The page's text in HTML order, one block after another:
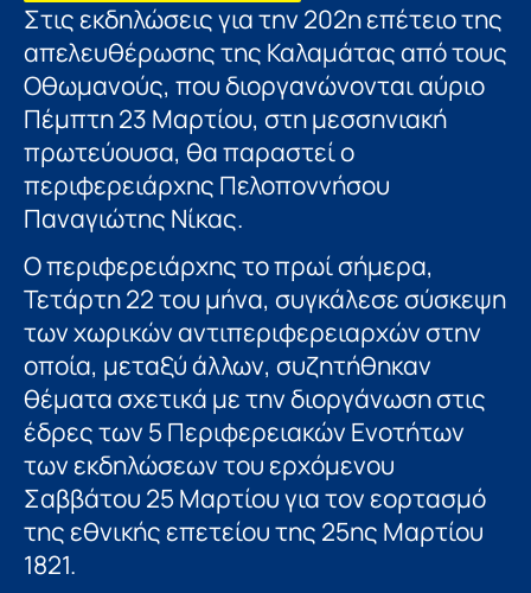
Στις εκδηλώσεις για την 202η επέτειο της
απελευθέρωσης της Καλαμάτας από τους
Οθωμανούς, που διοργανώνονται αύριο
Πέμπτη 23 Μαρτίου, στη μεσσηνιακή
πρωτεύουσα, θα παραστεί ο
περιφερειάρχης Πελοποννήσου
Παναγιώτης Νίκας.
Ο περιφερειάρχης το πρωί σήμερα,
Τετάρτη 22 του μήνα, συγκάλεσε σύσκεψη
των χωρικών αντιπεριφερειαρχών στην
οποία, μεταξύ άλλων, συζητήθηκαν
θέματα σχετικά με την διοργάνωση στις
έδρες των 5 Περιφερειακών Ενοτήτων
των εκδηλώσεων του ερχόμενου
Σαββάτου 25 Μαρτίου για τον εορτασμό
της εθνικής επετείου της 25ης Μαρτίου
1821.